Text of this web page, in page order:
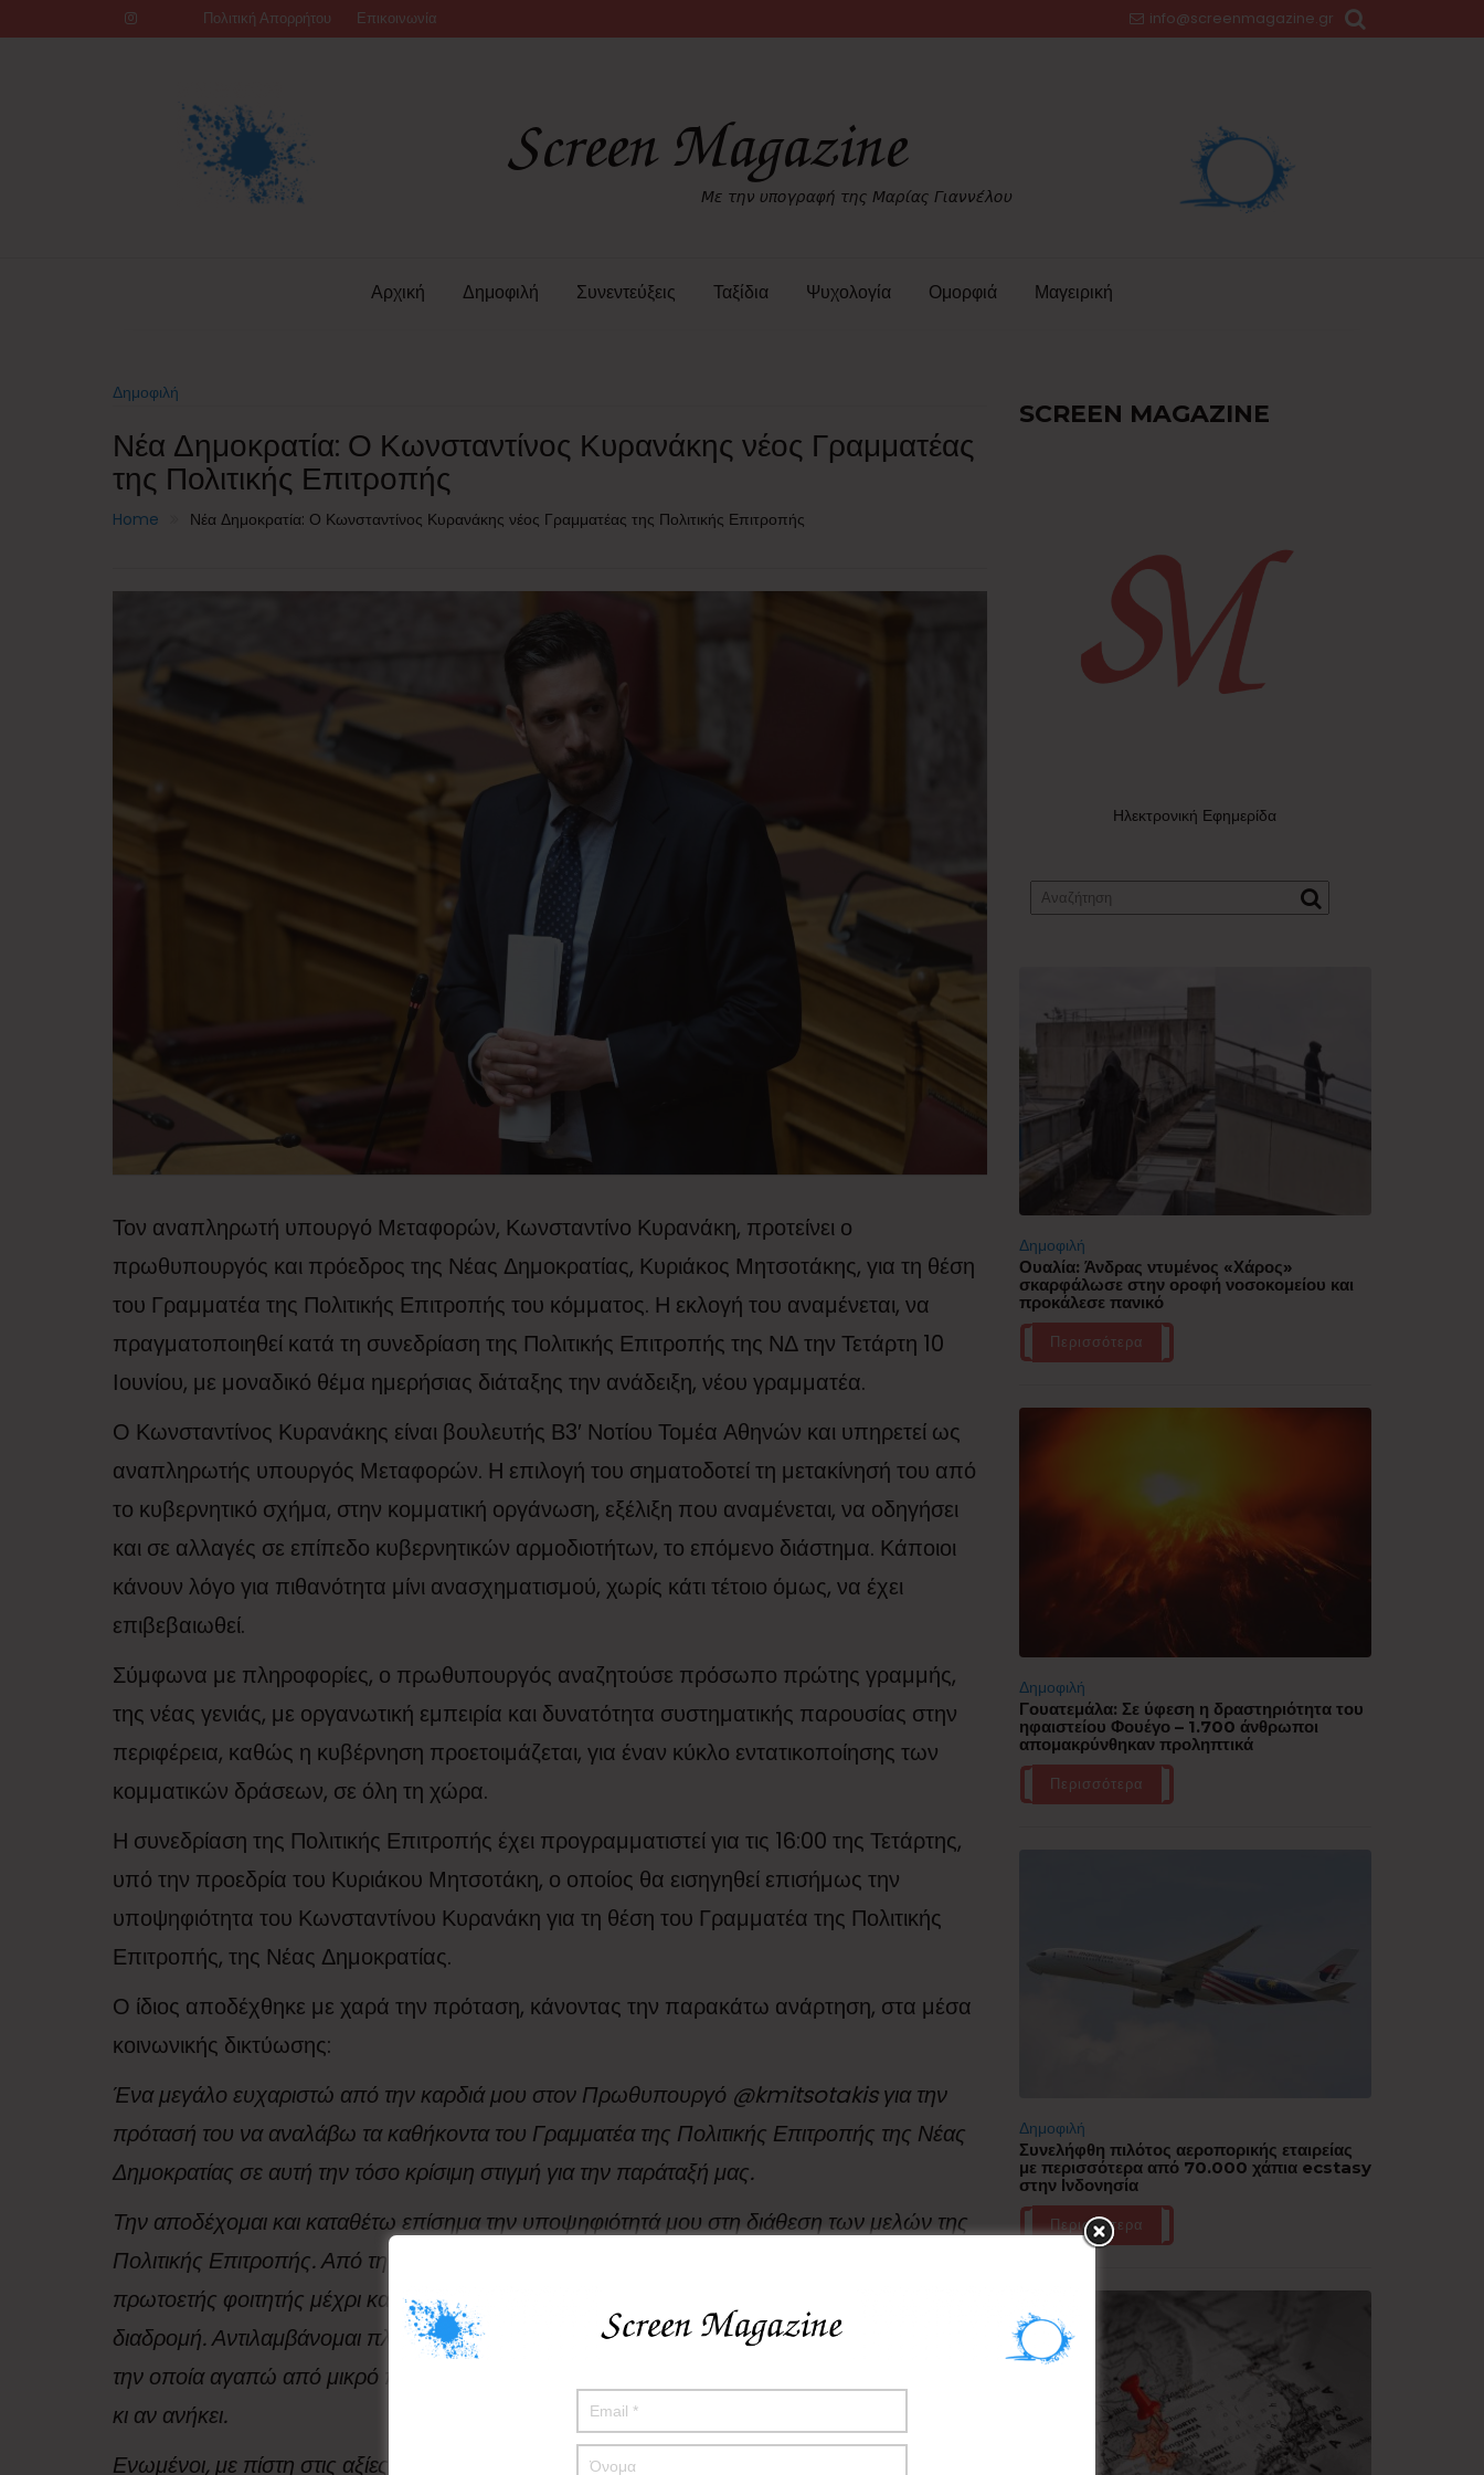
to
Πολιτική Απορρήτου Επικοινωνία info@screenmagazine.gr
Αρχική Δημοφιλή Συνεντεύξεις Ταξίδια Ψυχολογία Ομορφιά Μαγειρική
Δημοφιλή
Νέα Δημοκρατία: Ο Κωνσταντίνος Κυρανάκης νέος Γραμματέας
της Πολιτικής Επιτροπής
Home Νέα Δημοκρατία: Ο Κωνσταντίνος Κυρανάκης νέος Γραμματέας της Πολιτικής Επιτροπής
Τον αναπληρωτή υπουργό Μεταφορών, Κωνσταντίνο Κυρανάκη, προτείνει ο
πρωθυπουργός και πρόεδρος της Νέας Δημοκρατίας, Κυριάκος Μητσοτάκης, για τη θέση
του Γραμματέα της Πολιτικής Επιτροπής του κόμματος. Η εκλογή του αναμένεται, να
πραγματοποιηθεί κατά τη συνεδρίαση της Πολιτικής Επιτροπής της ΝΔ την Τετάρτη 10
Ιουνίου, με μοναδικό θέμα ημερήσιας διάταξης την ανάδειξη, νέου γραμματέα.
Ο Κωνσταντίνος Κυρανάκης είναι βουλευτής Β3′ Νοτίου Τομέα Αθηνών και υπηρετεί ως
αναπληρωτής υπουργός Μεταφορών. Η επιλογή του σηματοδοτεί τη μετακίνησή του από
το κυβερνητικό σχήμα, στην κομματική οργάνωση, εξέλιξη που αναμένεται, να οδηγήσει
και σε αλλαγές σε επίπεδο κυβερνητικών αρμοδιοτήτων, το επόμενο διάστημα. Κάποιοι
κάνουν λόγο για πιθανότητα μίνι ανασχηματισμού, χωρίς κάτι τέτοιο όμως, να έχει
επιβεβαιωθεί.
Σύμφωνα με πληροφορίες, ο πρωθυπουργός αναζητούσε πρόσωπο πρώτης γραμμής,
της νέας γενιάς, με οργανωτική εμπειρία και δυνατότητα συστηματικής παρουσίας στην
περιφέρεια, καθώς η κυβέρνηση προετοιμάζεται, για έναν κύκλο εντατικοποίησης των
κομματικών δράσεων, σε όλη τη χώρα.
Η συνεδρίαση της Πολιτικής Επιτροπής έχει προγραμματιστεί για τις 16:00 της Τετάρτης,
υπό την προεδρία του Κυριάκου Μητσοτάκη, ο οποίος θα εισηγηθεί επισήμως την
υποψηφιότητα του Κωνσταντίνου Κυρανάκη για τη θέση του Γραμματέα της Πολιτικής
Επιτροπής, της Νέας Δημοκρατίας.
Ο ίδιος αποδέχθηκε με χαρά την πρόταση, κάνοντας την παρακάτω ανάρτηση, στα μέσα
κοινωνικής δικτύωσης:
Ένα μεγάλο ευχαριστώ από την καρδιά μου στον Πρωθυπουργό @kmitsotakis για την
πρότασή του να αναλάβω τα καθήκοντα του Γραμματέα της Πολιτικής Επιτροπής της Νέας
Δημοκρατίας σε αυτή την τόσο κρίσιμη στιγμή για την παράταξή μας.
Την αποδέχομαι και καταθέτω επίσημα την υποψηφιότητά μου στη διάθεση των μελών της
Πολιτικής Επιτροπής. Από τη μέρα που εντάχθηκα στη ΔΑΠ-ΝΔΦΚ πριν από 21 χρόνια ως
πρωτοετής φοιτητής μέχρι και σήμερα δεν ένιωσα ποτέ μεγαλύτερη τιμή στην πολιτική μου
διαδρομή. Αντιλαμβάνομαι πλήρως την ευθύνη μου απέναντι στην ιστορία της παράταξης
την οποία αγαπώ από μικρό παιδί, αλλά και απέναντι σε κάθε Νεοδημοκράτη σε όποια γενιά
κι αν ανήκει.
Ενωμένοι, με πίστη στις αξίες μας, με αισιοδοξία για το μέλλον της Πατρίδας μας,
SCREEN MAGAZINE
Ηλεκτρονική Εφημερίδα
Δημοφιλή
Ουαλία: Άνδρας ντυμένος «Χάρος»
σκαρφάλωσε στην οροφή νοσοκομείου και
προκάλεσε πανικό
Περισσότερα
Δημοφιλή
Γουατεμάλα: Σε ύφεση η δραστηριότητα του
ηφαιστείου Φουέγο – 1.700 άνθρωποι
απομακρύνθηκαν προληπτικά
Περισσότερα
Δημοφιλή
Συνελήφθη πιλότος αεροπορικής εταιρείας
με περισσότερα από 70.000 χάπια ecstasy
στην Ινδονησία
Περισσότερα